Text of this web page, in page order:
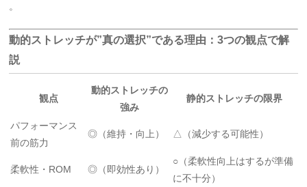
。
動的ストレッチが”真の選択”である理由：3つの観点で解
説
観点
動的ストレッチの
強み
静的ストレッチの限界
パフォーマンス
前の筋力
◎（維持・向上） △（減少する可能性）
柔軟性・ROM ◎（即効性あり）
○（柔軟性向上はするが準備
に不十分）